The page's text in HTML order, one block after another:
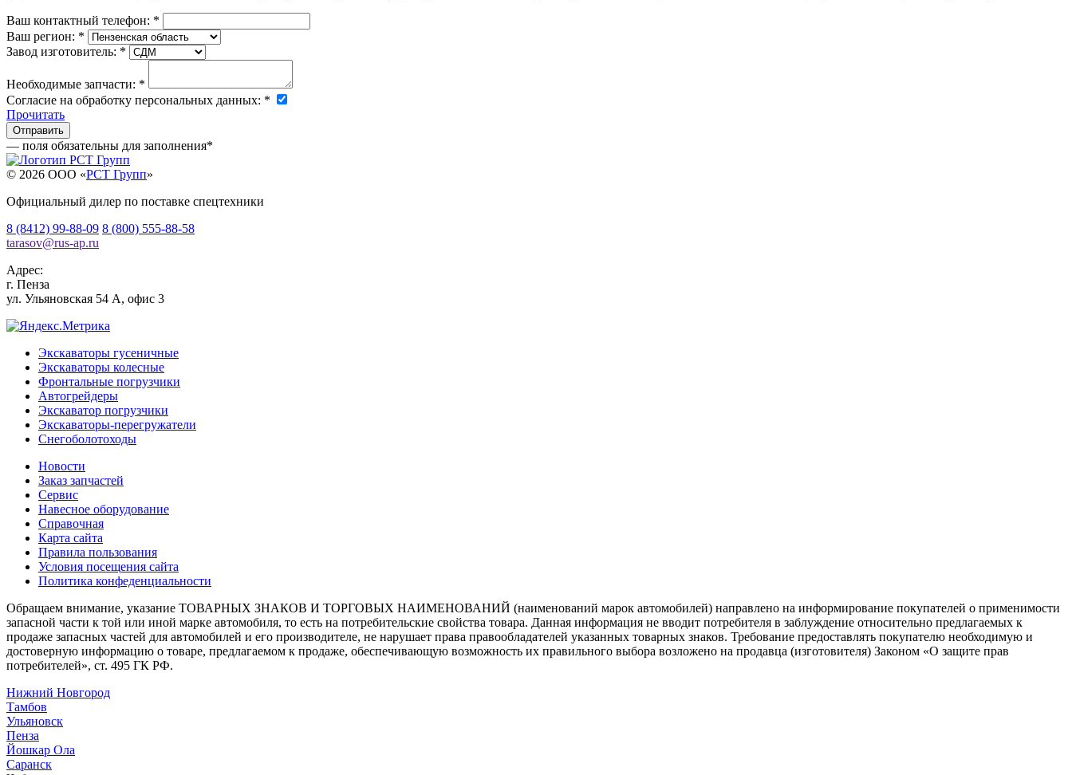
Ваш контактный телефон: *
Ваш регион: *
Завод изготовитель: *
Необходимые запчасти: *
Согласие на обработку персональных данных: *
Прочитать
— поля обязательны для заполнения*
© 2026 OOO «РСТ Групп»
Официальный дилер по поставке спецтехники
8 (8412) 99-88-09 8 (800) 555-88-58
tarasov@rus-ap.ru
Адрес:
г. Пенза
ул. Ульяновская 54 А, офис 3
Экскаваторы гусеничные
Экскаваторы колесные
Фронтальные погрузчики
Автогрейдеры
Экскаватор погрузчики
Экскаваторы-перегружатели
Снегоболотоходы
Новости
Заказ запчастей
Сервис
Навесное оборудование
Справочная
Карта сайта
Правила пользования
Условия посещения сайта
Политика конфеденциальности
Обращаем внимание, указание ТОВАРНЫХ ЗНАКОВ И ТОРГОВЫХ НАИМЕНОВАНИЙ (наименований марок автомобилей) направлено на информирование покупателей о применимости
запасной части к той или иной марке автомобиля, то есть на потребительские свойства товара. Данная информация не вводит потребителя в заблуждение относительно предлагаемых к
продаже запасных частей для автомобилей и его производителе, не нарушает права правообладателей указанных товарных знаков. Требование предоставлять покупателю необходимую и
достоверную информацию о товаре, предлагаемом к продаже, обеспечивающую возможность их правильного выбора возложено на продавца (изготовителя) Законом «О защите прав
потребителей», ст. 495 ГК РФ.
Нижний Новгород
Тамбов
Ульяновск
Пенза
Йошкар Ола
Саранск